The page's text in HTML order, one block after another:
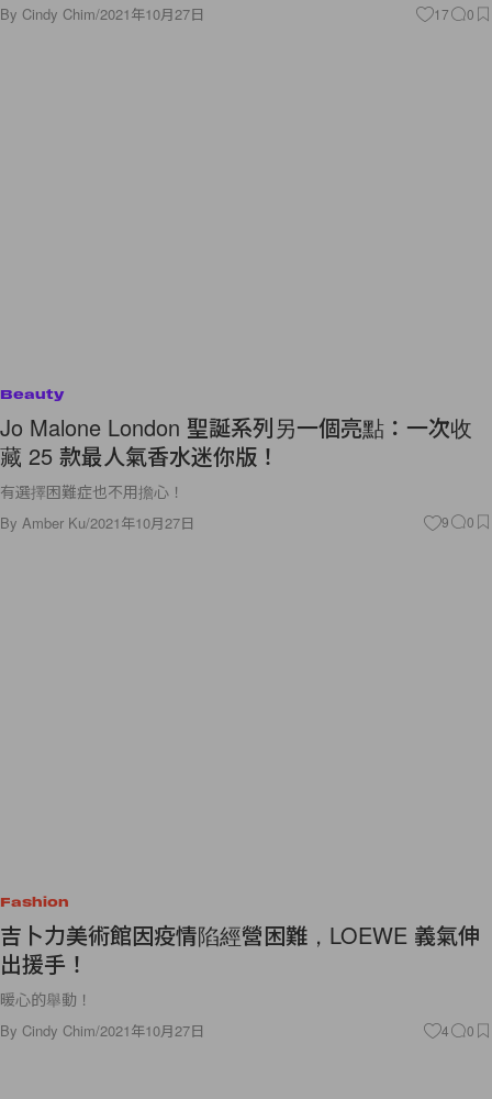
By Cindy Chim/2021年10月27日 17 0
Beauty
Jo Malone London 聖誕系列另一個亮點：一次收
藏 25 款最人氣香水迷你版！
有選擇困難症也不用擔心！
By Amber Ku/2021年10月27日 9 0
Fashion
吉卜力美術館因疫情陷經營困難，LOEWE 義氣伸
出援手！
暖心的舉動！
By Cindy Chim/2021年10月27日 4 0